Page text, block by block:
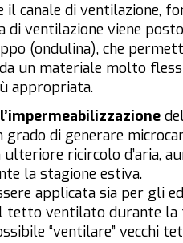
il canale di ventilazione,
di ventilazione viene
(ondulina), che
un materiale molto
appropriata.
l’impermeabilizzazione
grado di generare
ricircolo d’aria,
la stagione estiva.
applicata sia per gli
ventilato durante la
“ventilare” vecchi